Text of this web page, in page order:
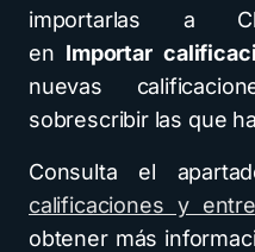
importarlas a
en Importar
nuevas
sobrescribir las que
Consulta el
calificaciones y
obtener más